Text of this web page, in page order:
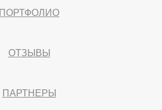
ПОРТФОЛИО
ОТЗЫВЫ
ПАРТНЕРЫ